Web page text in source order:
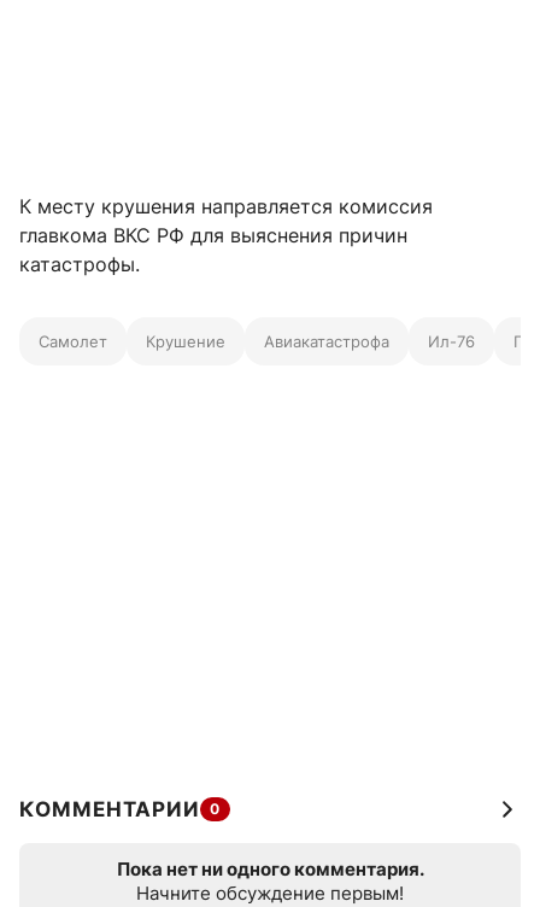
К месту крушения направляется комиссия
главкома ВКС РФ для выяснения причин
катастрофы.
Самолет Крушение Авиакатастрофа Ил-76
КОММЕНТАРИИ 0
Пока нет ни одного комментария.
Начните обсуждение первым!